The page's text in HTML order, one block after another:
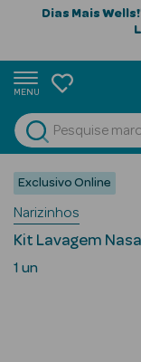
Dias Mais Wells!
MENU
Ver Tudo
Beauty Season
Cabelo
Profissional
Bebé e Mamã
Higiene Nasal
Exclusivo Online
Narizinhos
Kit Lavagem
1 un